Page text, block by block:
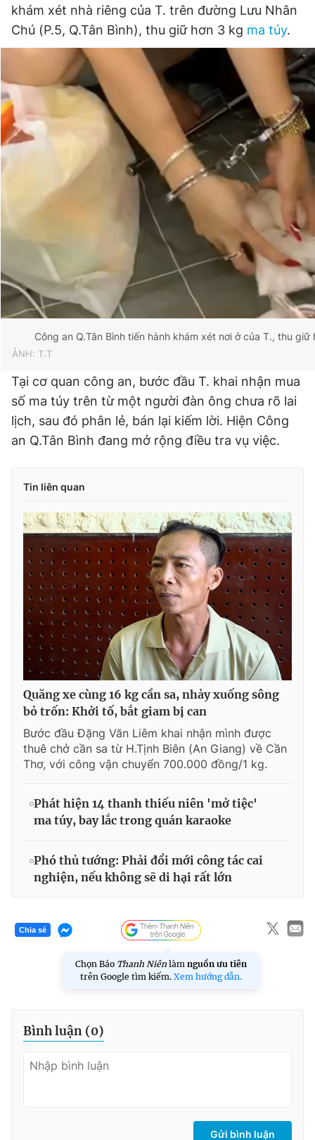
Hotline
0906 645 777
Liên hệ quảng cáo
0908 780 404
Đặt báo Quảng cáo RSS Tòa soạn Chính sách bảo
Tổng biên tập: Nguyễn Ngọc Toàn
Phó tổng biên tập thường trực: Hải Thành
Phó tổng biên tập: Lâm Hiếu Dũng
Phó tổng biên tập: Trần Việt Hưng
Tổng thư ký tòa soạn: Đức Trung
Giấy phép xuất bản số 110/GP - BTTTT cấp ngày 24.3.2020
© 2003-2026 Bản quyền thuộc về Báo Thanh Niên. Cấm sao
chép dưới mọi hình thức nếu không có sự chấp thuận bằng văn
bản. Phát triển bởi ePi Technologies, JSC.
khám xét nhà riêng của T. trên đường Lưu Nhân
Chú (P.5, Q.Tân Bình), thu giữ hơn 3 kg ma túy.
Công an Q.Tân Bình tiến hành khám xét nơi ở của T., thu
ẢNH: T.T
Tại cơ quan công an, bước đầu T. khai nhận mua
số ma túy trên từ một người đàn ông chưa rõ lai
lịch, sau đó phân lẻ, bán lại kiếm lời. Hiện Công
an Q.Tân Bình đang mở rộng điều tra vụ việc.
Tin liên quan
Quăng xe cùng 16 kg cần sa, nhảy xuống sông
bỏ trốn: Khởi tố, bắt giam bị can
Bước đầu Đặng Văn Liêm khai nhận mình được
thuê chở cần sa từ H.Tịnh Biên (An Giang) về Cần
Thơ, với công vận chuyển 700.000 đồng/1 kg.
Phát hiện 14 thanh thiếu niên 'mở tiệc'
ma túy, bay lắc trong quán karaoke
Phó thủ tướng: Phải đổi mới công tác cai
nghiện, nếu không sẽ di hại rất lớn
Chia sẻ
Chọn Báo Thanh Niên làm nguồn ưu tiên
trên Google tìm kiếm. Xem hướng dẫn.
Bình luận (0)
Gửi bình luận